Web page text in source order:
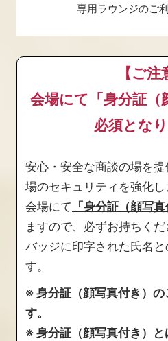
専用ラウンジのご
【ご注
会場にて「身分証（
必須とな
安心・安全な商談の場を
場のセキュリティを強化し
会場にて 「身分証（顔写
ますので、必ずお持ちくだ
バッジに印字された氏名
す。
※ 身分証（顔写真付き）
す。
※ 身分証（顔写真付き）